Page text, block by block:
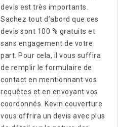
devis est très importants.
Sachez tout d’abord que ces
devis sont 100 % gratuits et
sans engagement de votre
part. Pour cela, il vous suffira
de remplir le formulaire de
contact en mentionnant vos
requêtes et en envoyant vos
coordonnés. Kevin couverture
vous offrira un devis avec plus